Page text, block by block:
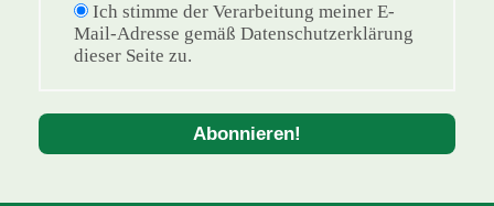
Ich stimme der Verarbeitung meiner E-
Mail-Adresse gemäß Datenschutzerklärung
dieser Seite zu.